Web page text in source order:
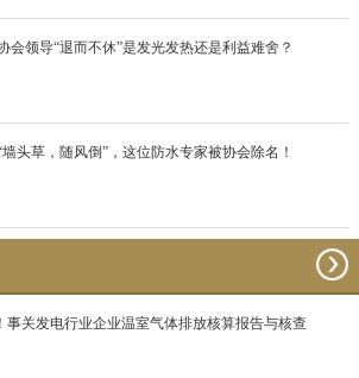
会领导“退而不休”是发光发热还是利益难舍？
墙头草，随风倒”，这位防水专家被协会除名！
事关发电行业企业温室气体排放核算报告与核查